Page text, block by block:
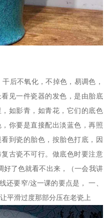
后不氧化，不掉色，易调色，
看见一件瓷器的发色，是由胎底
如影青，如青花，它们的底色
你要是直接配出淡蓝色，再照
到瓷的胎色，按胎色打底，因
古瓷不可行。做底色时要注意
好了色就看不出来，（一会我讲
还要窄/这一课的要点是， 一、
平滑过度那部分压在老瓷上